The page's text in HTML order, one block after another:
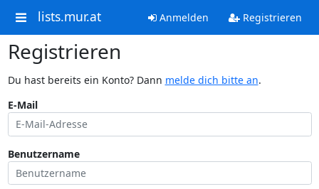
lists.mur.at Anmelden Registrieren
Registrieren
Du hast bereits ein Konto? Dann melde dich bitte an.
E-Mail
Benutzername